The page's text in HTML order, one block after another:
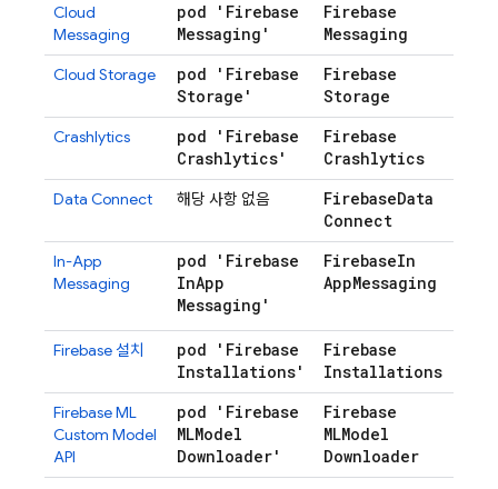
Cloud
Messaging
pod 'Firebase
Messaging'
Firebase
Messaging
Cloud Storage
pod 'Firebase
Storage'
Firebase
Storage
Crashlytics
pod 'Firebase
Crashlytics'
Firebase
Crashlytics
Data Connect 해당 사항 없음 FirebaseData
Connect
In-App
Messaging
pod 'Firebase
InApp
Messaging'
FirebaseIn
AppMessaging
Firebase설치
pod 'Firebase
Installations'
Firebase
Installations
Firebase ML
Custom Model
API
pod 'Firebase
MLModel
Downloader'
Firebase
MLModel
Downloader